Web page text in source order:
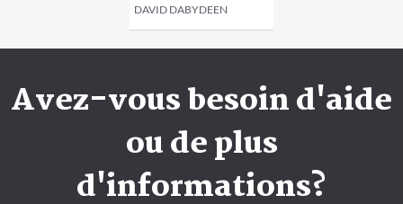
DAVID DABYDEEN
Avez-vous besoin d'aide
ou de plus
d'informations?